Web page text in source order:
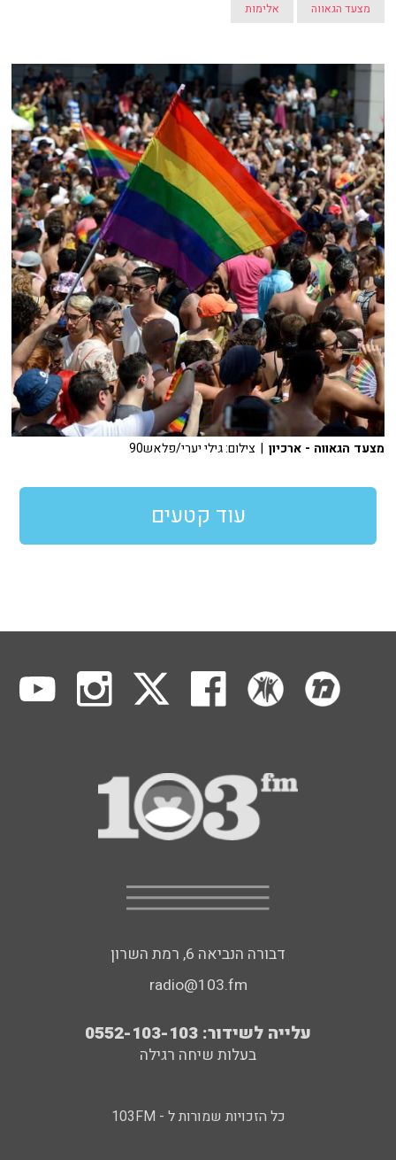
מצעד הגאווה אלימות
מצעד הגאווה - ארכיון | צילום: גילי יערי/פלאש90
עוד קטעים
דבורה הנביאה 6, רמת השרון
radio@103.fm
עלייה לשידור: 0552-103-103
בעלות שיחה רגילה
כל הזכויות שמורות ל - 103FM